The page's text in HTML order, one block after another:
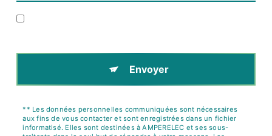
Envoyer
** Les données personnelles communiquées sont nécessaires
aux fins de vous contacter et sont enregistrées dans un fichier
informatisé. Elles sont destinées à AMPERELEC et ses sous-